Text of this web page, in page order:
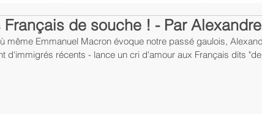
Français de souche ! - Par
même Emmanuel Macron évoque notre passé gaulois,
d'immigrés récents - lance un cri d'amour aux Français dits